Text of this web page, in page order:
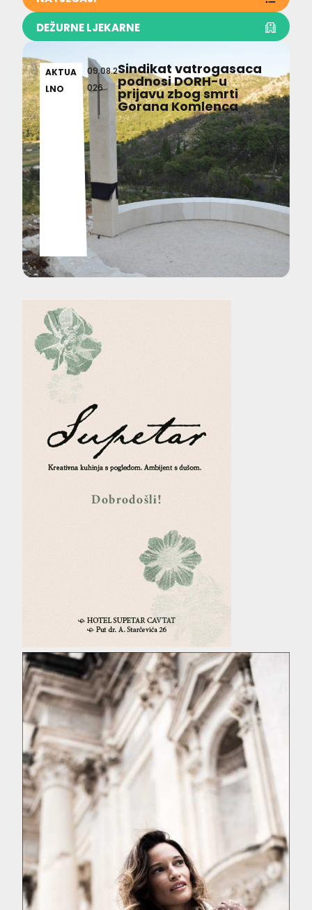
DEŽURNE LJEKARNE
AKTUA
LNO
09.08.2
026
Sindikat vatrogasaca
podnosi DORH-u
prijavu zbog smrti
Gorana Komlenca